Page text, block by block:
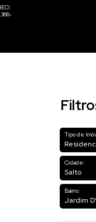
Tipo de
Cidade:
Salto
Bairro:
Jardim